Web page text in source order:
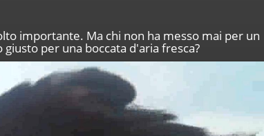
importante. Ma chi non ha messo mai per un
per una boccata d'aria fresca?